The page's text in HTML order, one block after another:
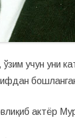
учун уни
актёр